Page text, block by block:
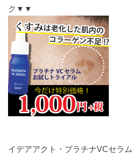
ク▼▼
イデアアクト・プラチナVCセラム